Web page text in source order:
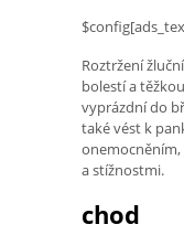
Roztržení
bolestí a
vyprázdní do
také vést k
onemocněním,
a stížnostmi.
chod